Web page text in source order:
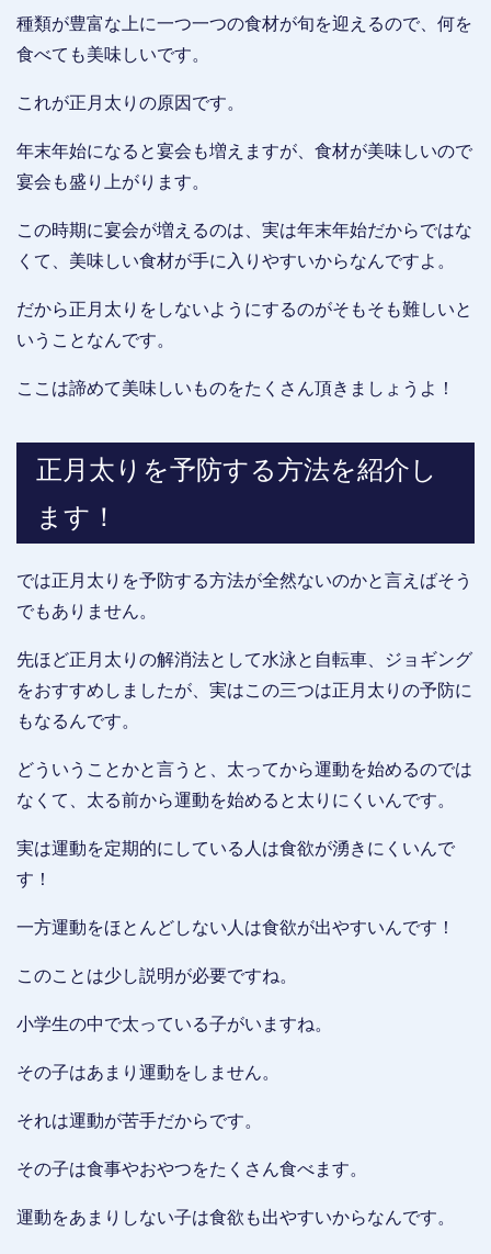
種類が豊富な上に一つ一つの食材が旬を迎えるので、何を
食べても美味しいです。
これが正月太りの原因です。
年末年始になると宴会も増えますが、食材が美味しいので
宴会も盛り上がります。
この時期に宴会が増えるのは、実は年末年始だからではな
くて、美味しい食材が手に入りやすいからなんですよ。
だから正月太りをしないようにするのがそもそも難しいと
いうことなんです。
ここは諦めて美味しいものをたくさん頂きましょうよ！
正月太りを予防する方法を紹介し
ます！
では正月太りを予防する方法が全然ないのかと言えばそう
でもありません。
先ほど正月太りの解消法として水泳と自転車、ジョギング
をおすすめしましたが、実はこの三つは正月太りの予防に
もなるんです。
どういうことかと言うと、太ってから運動を始めるのでは
なくて、太る前から運動を始めると太りにくいんです。
実は運動を定期的にしている人は食欲が湧きにくいんで
す！
一方運動をほとんどしない人は食欲が出やすいんです！
このことは少し説明が必要ですね。
小学生の中で太っている子がいますね。
その子はあまり運動をしません。
それは運動が苦手だからです。
その子は食事やおやつをたくさん食べます。
運動をあまりしない子は食欲も出やすいからなんです。